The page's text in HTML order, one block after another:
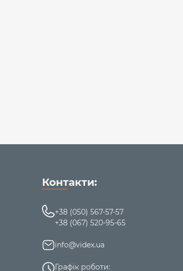
Контакти:
+38 (050) 567-57-57
+38 (067) 520-95-65
info@videx.ua
Графік роботи: